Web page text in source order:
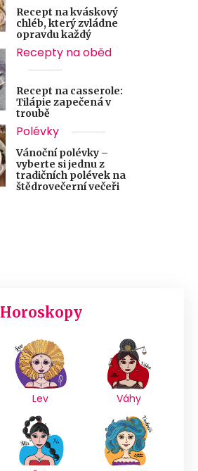
Recept na kváskový
chléb, který zvládne
opravdu každý
Recepty na oběd
Recept na casserole:
Tilápie zapečená v
troubě
Polévky
Vánoční polévky –
vyberte si jednu z
tradičních polévek na
štědrovečerní večeři
Horoskopy
Lev Váhy